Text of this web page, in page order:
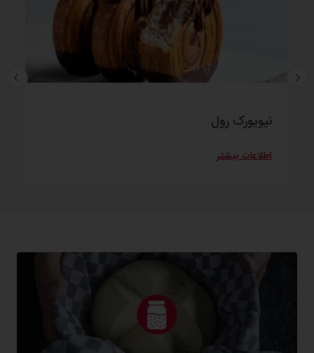
نیویورک رول
اطلاعات بیشتر